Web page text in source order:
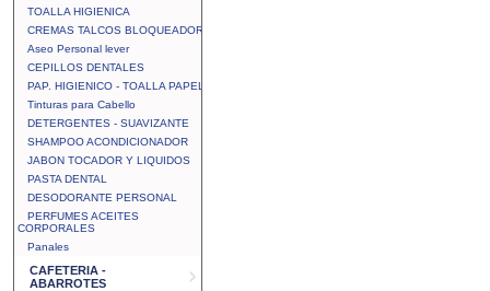
TOALLA HIGIENICA
CREMAS TALCOS BLOQUEADOR
Aseo Personal lever
CEPILLOS DENTALES
PAP. HIGIENICO - TOALLA PAPEL
Tinturas para Cabello
DETERGENTES - SUAVIZANTE
SHAMPOO ACONDICIONADOR
JABON TOCADOR Y LIQUIDOS
PASTA DENTAL
DESODORANTE PERSONAL
PERFUMES ACEITES
CORPORALES
Panales
CAFETERIA -
ABARROTES